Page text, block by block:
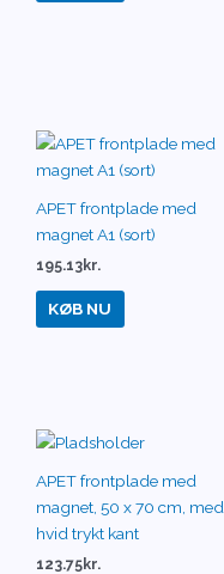
APET frontplade med
magnet A1 (sort)
195.13kr.
KØB NU
APET frontplade med
magnet, 50 x 70 cm, med
hvid trykt kant
123.75kr.